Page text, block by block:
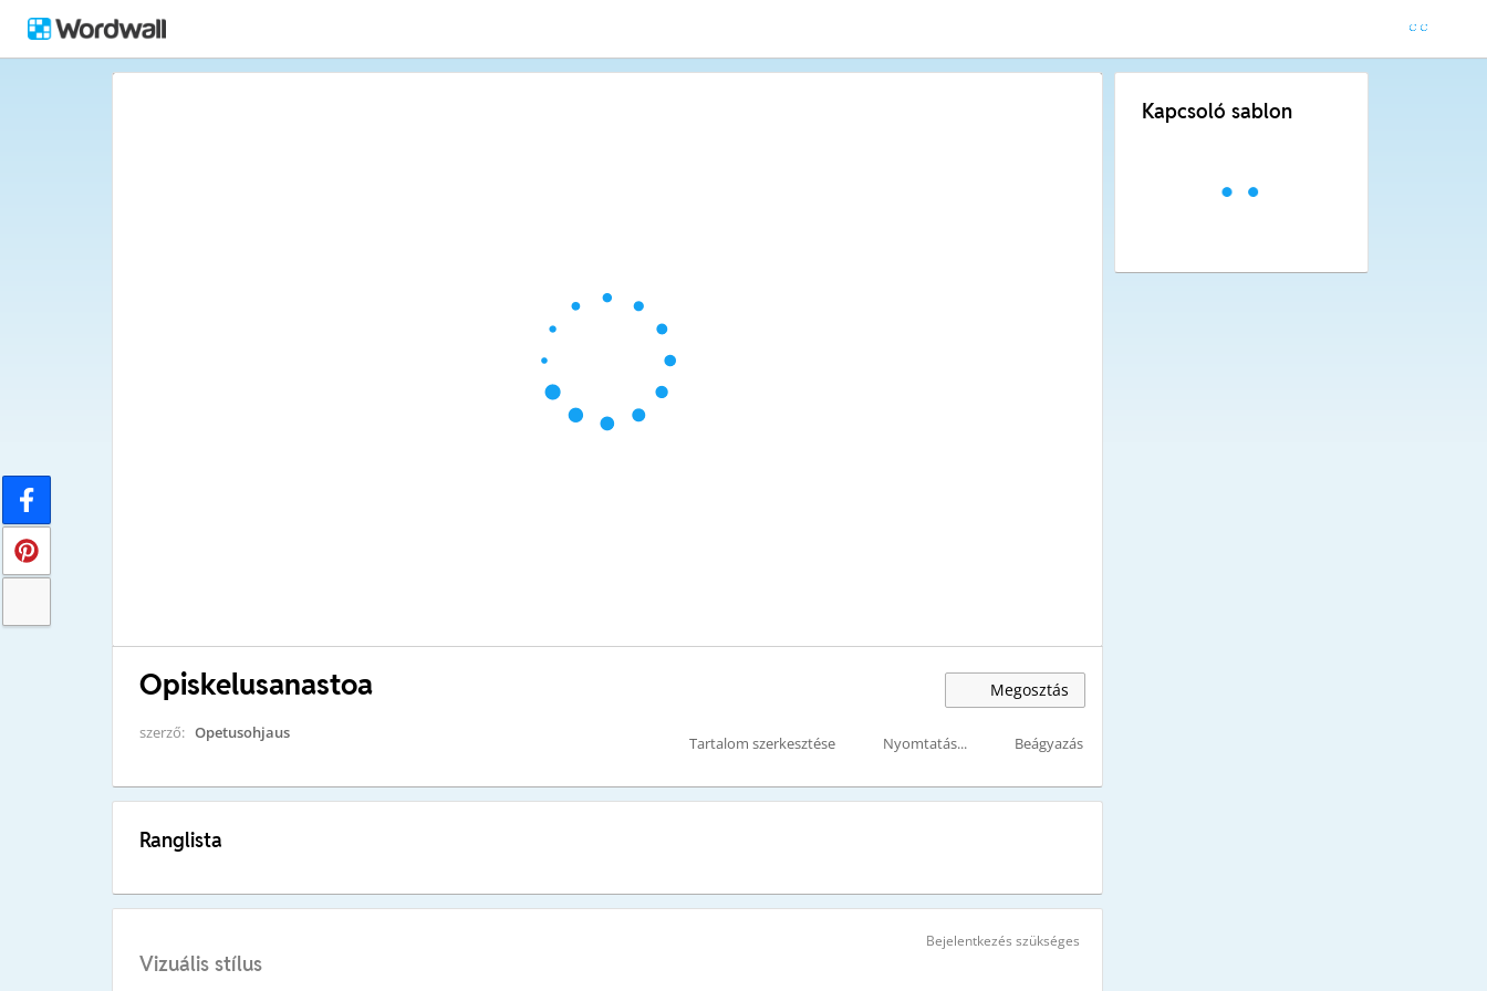
Opiskelusanastoa Megosztás
szerző: Opetusohjaus
Tartalom szerkesztése Nyomtatás... Beágyazás
Ranglista
Bejelentkezés szükséges
Vizuális stílus
Kapcsoló sablon